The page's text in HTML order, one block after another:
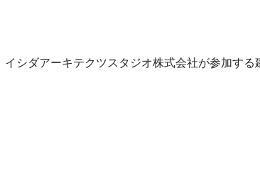
シダアーキテクツスタジオ株式会社が参加す